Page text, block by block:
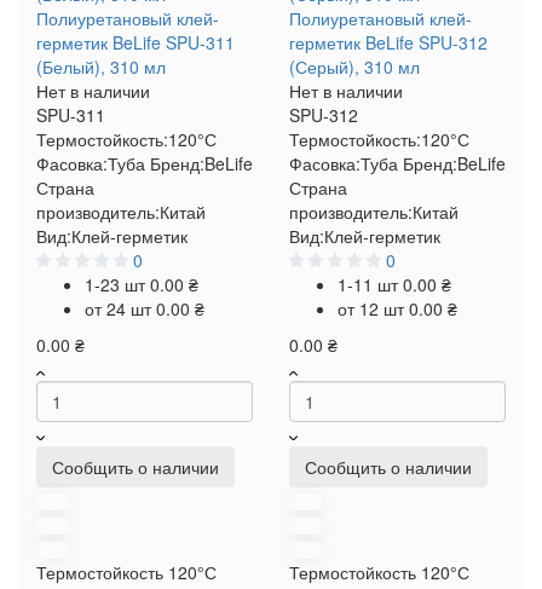
Полиуретановый клей-
герметик BeLife SPU-311
(Белый), 310 мл
Нет в наличии
SPU-311
Термостойкость:120°С
Фасовка:Туба Бренд:BeLife
Страна
производитель:Китай
Вид:Клей-герметик
0
1-23 шт0.00 ₴
от 24 шт0.00 ₴
0.00 ₴
Сообщить о наличии
Термостойкость 120°С
Полиуретановый клей-
герметик BeLife SPU-312
(Серый), 310 мл
Нет в наличии
SPU-312
Термостойкость:120°С
Фасовка:Туба Бренд:BeLife
Страна
производитель:Китай
Вид:Клей-герметик
0
1-11 шт0.00 ₴
от 12 шт0.00 ₴
0.00 ₴
Сообщить о наличии
Термостойкость 120°С